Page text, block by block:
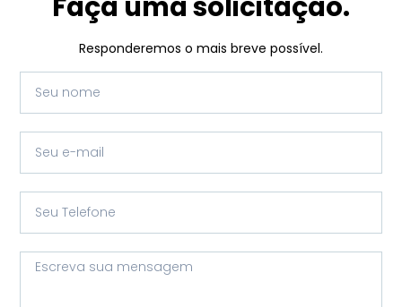
Responderemos o mais breve possível.